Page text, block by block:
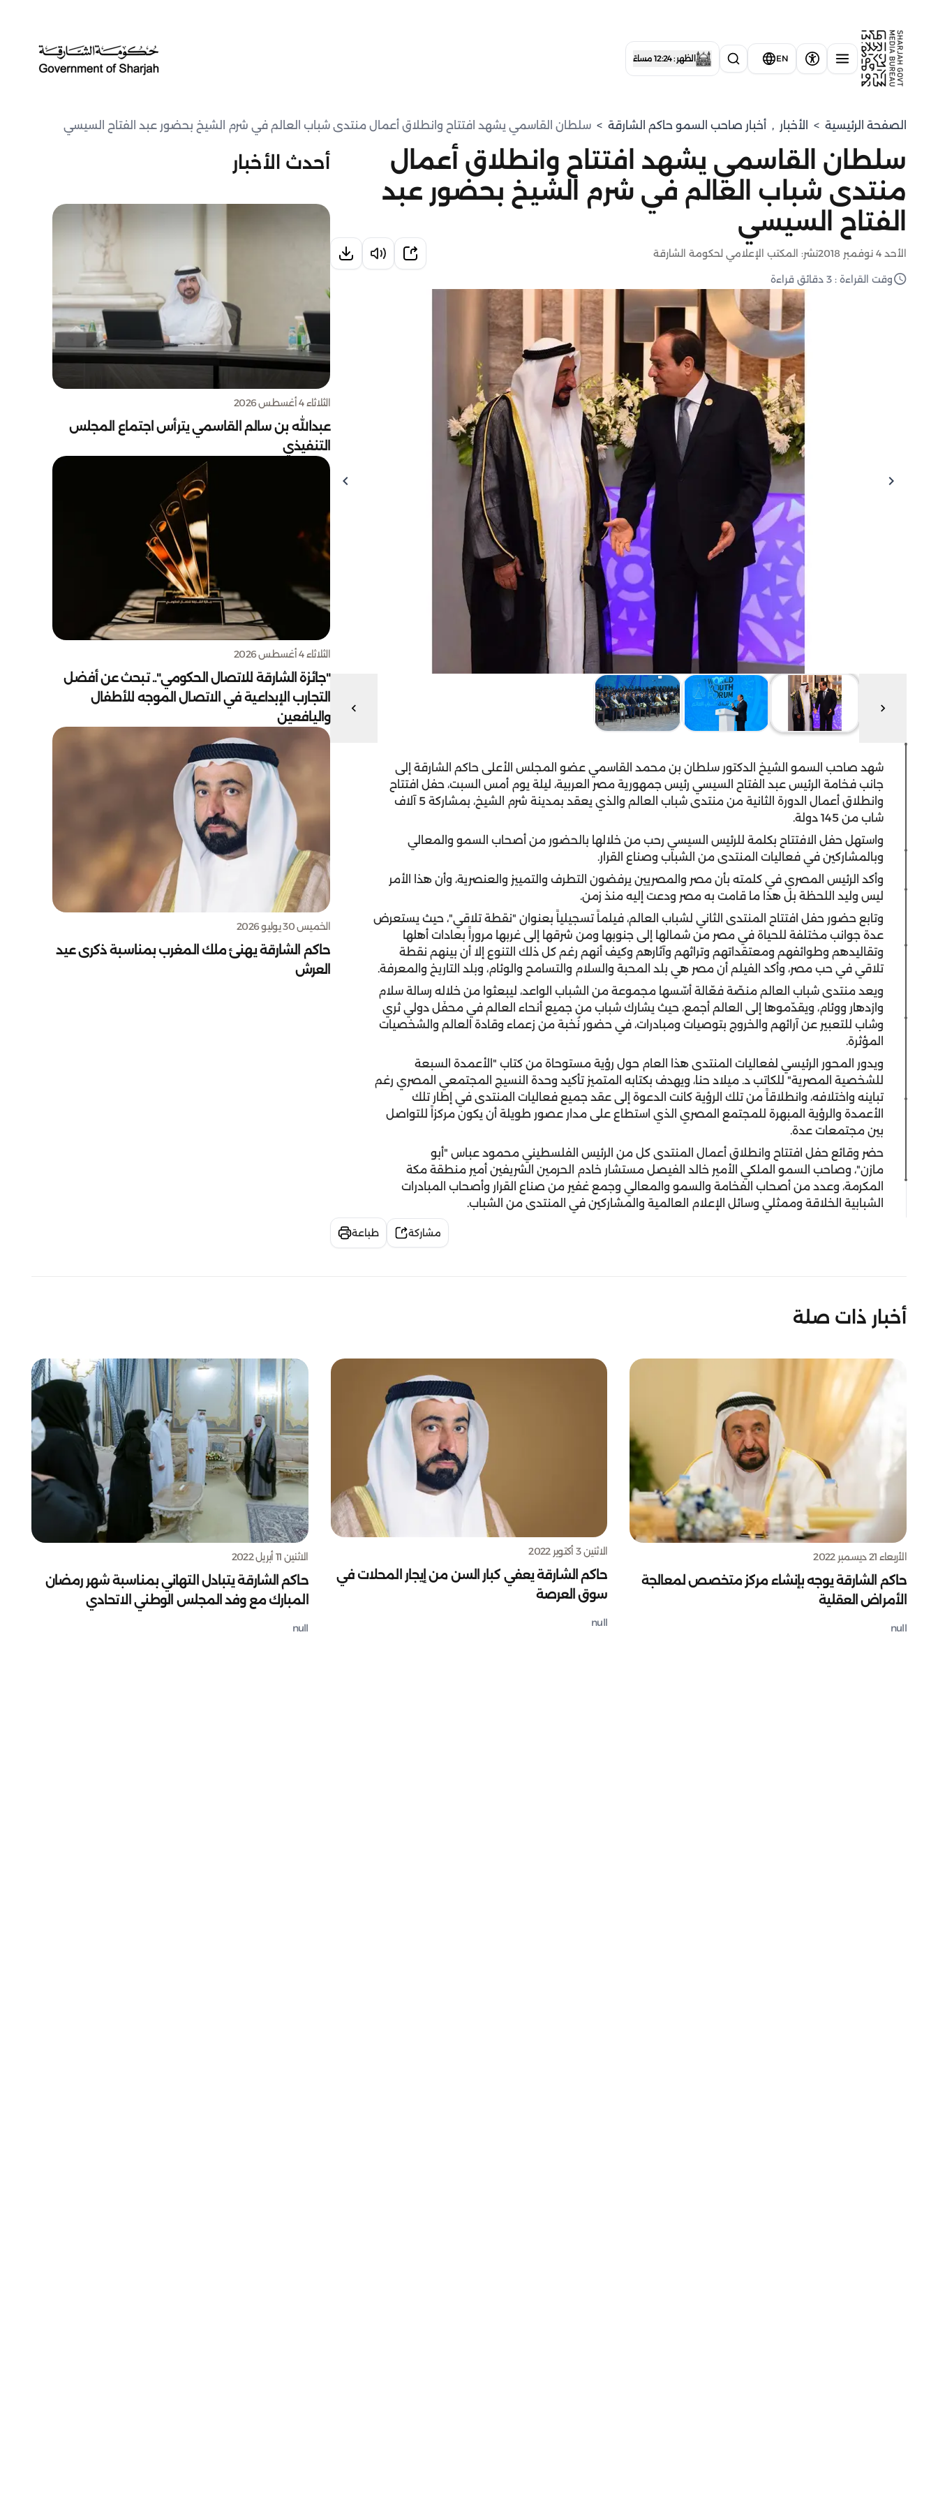
EN الظهر : 12:24 مساءً
الصفحة الرئيسية > الأخبار , أخبار صاحب السمو حاكم الشارقة > سلطان القاسمي يشهد افتتاح وانطلاق أعمال منتدى شباب العالم في شرم الشيخ بحضور عبد الفتاح السيسي
سلطان القاسمي يشهد افتتاح وانطلاق أعمال
منتدى شباب العالم في شرم الشيخ بحضور عبد
الفتاح السيسي
الأحد 4 نوفمبر 2018 نشر: المكتب الإعلامي لحكومة الشارقة
وقت القراءة : 3 دقائق قراءة
شهد صاحب السمو الشيخ الدكتور سلطان بن محمد القاسمي عضو المجلس الأعلى حاكم الشارقة إلى
جانب فخامة الرئيس عبد الفتاح السيسي رئيس جمهورية مصر العربية، ليلة يوم أمس السبت، حفل افتتاح
وانطلاق أعمال الدورة الثانية من منتدى شباب العالم والذي يعقد بمدينة شرم الشيخ، بمشاركة 5 آلاف
شاب من 145 دولة.
واستهل حفل الافتتاح بكلمة للرئيس السيسي رحب من خلالها بالحضور من أصحاب السمو والمعالي
وبالمشاركين في فعاليات المنتدى من الشباب وصناع القرار.
وأكد الرئيس المصري في كلمته بأن مصر والمصريين يرفضون التطرف والتمييز والعنصرية، وأن هذا الأمر
ليس وليد اللحظة بل هذا ما قامت به مصر ودعت إليه منذ زمن.
وتابع حضور حفل افتتاح المنتدى الثاني لشباب العالم، فيلماً تسجيلياً بعنوان "نقطة تلاقي"، حيث يستعرض
عدة جوانب مختلفة للحياة في مصر من شمالها إلى جنوبها ومن شرقها إلى غربها مروراً بعادات أهلها
وتقاليدهم وطوائفهم ومعتقداتهم وتراثهم وآثارهم وكيف أنهم رغم كل ذلك التنوع إلا أن بينهم نقطة
تلاقي في حب مصر، وأكد الفيلم أن مصر هي بلد المحبة والسلام والتسامح والوئام، وبلد التاريخ والمعرفة.
ويعد منتدى شباب العالم منصّة فعّالة أسّسها مجموعة من الشباب الواعد، ليبعثوا من خلاله رسالة سلام
وازدهار ووئام، ويقدّموها إلى العالم أجمع، حيث يشارك شباب من جميع أنحاء العالم في محفَل دولي ثري
وشاب للتعبير عن آرائهم والخروج بتوصيات ومبادرات، في حضور نُخبة من زعماء وقادة العالم والشخصيات
المؤثرة.
ويدور المحور الرئيسي لفعاليات المنتدى هذا العام حول رؤية مستوحاة من كتاب "الأعمدة السبعة
للشخصية المصرية" للكاتب د. ميلاد حنا، ويهدف بكتابه المتميز تأكيد وحدة النسيج المجتمعي المصري رغم
تباينه واختلافه، وانطلاقاً من تلك الرؤية كانت الدعوة إلى عقد جميع فعاليات المنتدى في إطار تلك
الأعمدة والرؤية المبهرة للمجتمع المصري الذي استطاع على مدار عصور طويلة أن يكون مركزاً للتواصل
بين مجتمعات عدة.
حضر وقائع حفل افتتاح وانطلاق أعمال المنتدى كل من الرئيس الفلسطيني محمود عباس "أبو
مازن"، وصاحب السمو الملكي الأمير خالد الفيصل مستشار خادم الحرمين الشريفين أمير منطقة مكة
المكرمة، وعدد من أصحاب الفخامة والسمو والمعالي وجمع غفير من صناع القرار وأصحاب المبادرات
الشبابية الخلاقة وممثلي وسائل الإعلام العالمية والمشاركين في المنتدى من الشباب.
مشاركة طباعة
أحدث الأخبار
الثلاثاء 4 أغسطس 2026
عبدالله بن سالم القاسمي يترأس اجتماع المجلس
التنفيذي
الثلاثاء 4 أغسطس 2026
"جائزة الشارقة للاتصال الحكومي".. تبحث عن أفضل
التجارب الإبداعية في الاتصال الموجه للأطفال
واليافعين
الخميس 30 يوليو 2026
حاكم الشارقة يهنئ ملك المغرب بمناسبة ذكرى عيد
العرش
أخبار ذات صلة
الأربعاء 21 ديسمبر 2022
حاكم الشارقة يوجه بإنشاء مركز متخصص لمعالجة
الأمراض العقلية
null
الاثنين 3 أكتوبر 2022
حاكم الشارقة يعفي كبار السن من إيجار المحلات في
سوق العرصة
null
الاثنين 11 أبريل 2022
حاكم الشارقة يتبادل التهاني بمناسبة شهر رمضان
المبارك مع وفد المجلس الوطني الاتحادي
null